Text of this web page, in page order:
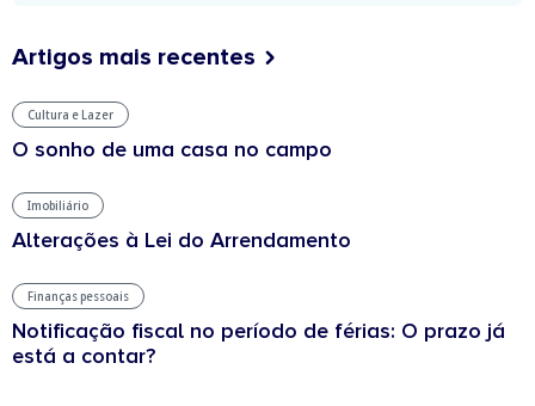
Artigos mais recentes
Cultura e Lazer
O sonho de uma casa no campo
Imobiliário
Alterações à Lei do Arrendamento
Finanças pessoais
Notificação fiscal no período de férias: O prazo já
está a contar?